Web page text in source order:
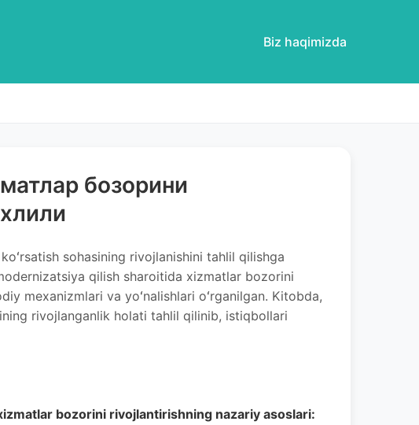
Biz haqimizda
бозорини
sohasining rivojlanishini tahlil qilishga
qilish sharoitida xizmatlar bozorini
mexanizmlari va yoʻnalishlari oʻrganilgan. Kitobda,
rivojlanganlik holati tahlil qilinib, istiqbollari
bozorini rivojlantirishning nazariy asoslari: